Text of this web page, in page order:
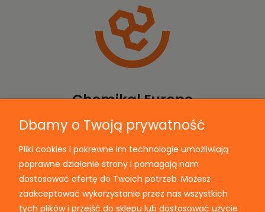
Chemikal Europe
Informacje
Moje konto
Dbamy o Twoją prywatność
Pliki cookies i pokrewne im technologie umożliwiają
poprawne działanie strony i pomagają nam
dostosować ofertę do Twoich potrzeb. Możesz
zaakceptować wykorzystanie przez nas wszystkich
tych plików i przejść do sklepu lub dostosować użycie